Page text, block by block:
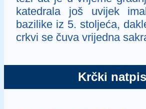
katedrala još uvijek
bazilike iz 5. stoljeća,
crkvi se čuva vrijedna
Krčki natpis